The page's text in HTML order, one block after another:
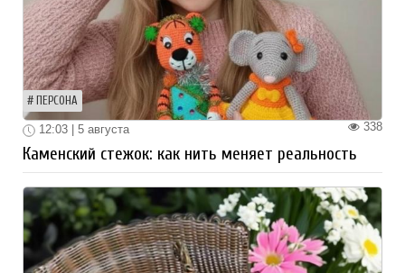
ПЕРСОНА
338
12:03 | 5 августа
Каменский стежок: как нить меняет реальность